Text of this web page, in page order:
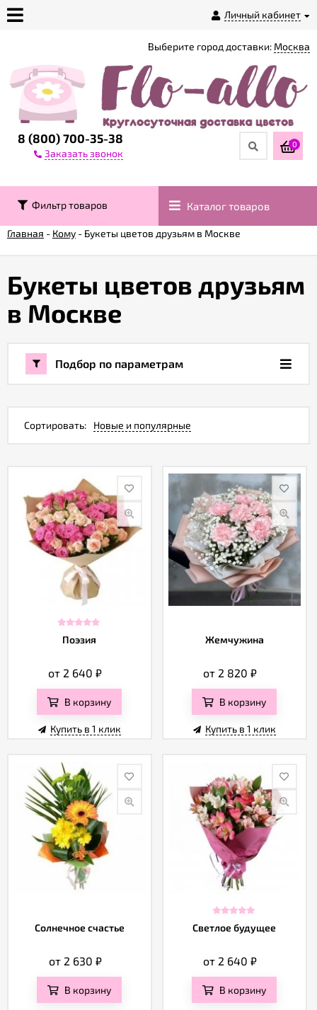
Личный кабинет
магазине
Доставка
Контакты
Гарантии
Акции
заказ
Публичная
оферта
конфиденциальности
8 (800) 700-35-38
Заказать звонок
Выберите город доставки: Москва
0
Фильтр товаров Каталог товаров
Главная - Кому - Букеты цветов друзьям в Москве
Букеты цветов друзьям
в Москве
Подбор по параметрам
Сортировать: Новые и популярные
Поэзия
от 2 640₽
В корзину
Купить в 1 клик
Жемчужина
от 2 820₽
В корзину
Купить в 1 клик
Солнечное счастье
от 2 630 ₽
В корзину
Светлое будущее
от 2 640₽
В корзину